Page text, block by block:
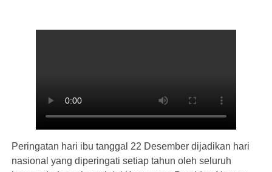
Peringatan hari ibu tanggal 22 Desember dijadikan hari
nasional yang diperingati setiap tahun oleh seluruh